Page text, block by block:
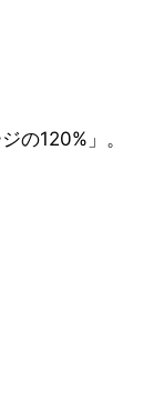
の120%」。